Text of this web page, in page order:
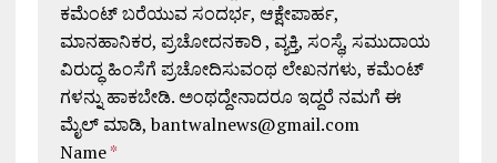
ಕಮೆಂಟ್ ಬರೆಯುವ ಸಂದರ್ಭ, ಆಕ್ಷೇಪಾರ್ಹ,
ಮಾನಹಾನಿಕರ, ಪ್ರಚೋದನಕಾರಿ , ವ್ಯಕ್ತಿ, ಸಂಸ್ಥೆ, ಸಮುದಾಯ
ವಿರುದ್ಧ ಹಿಂಸೆಗೆ ಪ್ರಚೋದಿಸುವಂಥ ಲೇಖನಗಳು, ಕಮೆಂಟ್
ಗಳನ್ನು ಹಾಕಬೇಡಿ. ಅಂಥದ್ದೇನಾದರೂ ಇದ್ದರೆ ನಮಗೆ ಈ
ಮೈಲ್ ಮಾಡಿ, bantwalnews@gmail.com
Name*